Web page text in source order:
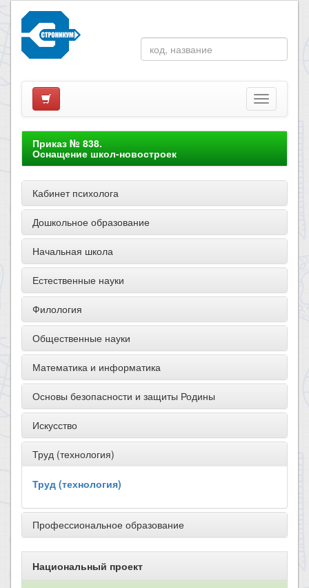
Приказ № 838.
Оснащение школ-новостроек
Кабинет психолога
Дошкольное образование
Начальная школа
Естественные науки
Филология
Общественные науки
Математика и информатика
Основы безопасности и защиты Родины
Искусство
Труд (технология)
Труд (технология)
Профессиональное образование
Национальный проект